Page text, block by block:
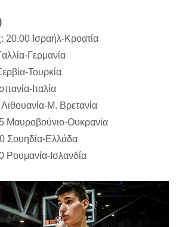
20.00 Ισραήλ-Κροατία
Γερμανία
Τουρκία
Ιταλία
Μ. Βρετανία
Μαυροβούνιο-Ουκρανία
Σουηδία-Ελλάδα
Ρουμανία-Ισλανδία